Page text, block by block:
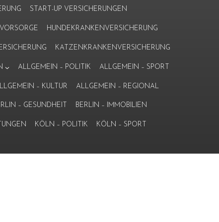
START-UP VERSICHERUNGEN
HUNDEKRANKENVERSICHERUNG
KATZENKRANKENVERSICHERUNG
ALLGEMEIN – POLITIK ALLGEMEIN – SPORT
– KULTUR ALLGEMEIN – REGIONAL
– GESUNDHEIT BERLIN – IMMOBILIEN
KÖLN – POLITIK KÖLN – SPORT